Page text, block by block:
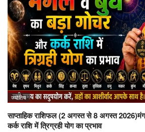
ज्योतिष
साप्ताहिक राशिफल (2 अगस्त से 8 अगस्त
कर्क राशि में त्रिग्रही योग का प्रभाव